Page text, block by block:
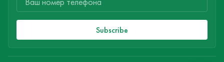
Subscribe